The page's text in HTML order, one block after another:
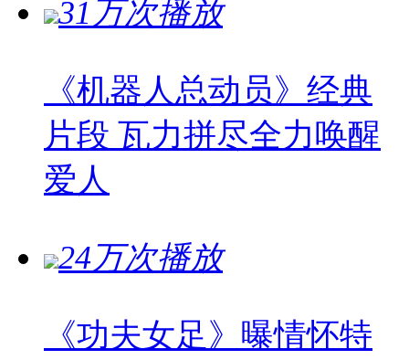
31万次播放
《机器人总动员》经典
片段 瓦力拼尽全力唤醒
爱人
24万次播放
《功夫女足》曝情怀特